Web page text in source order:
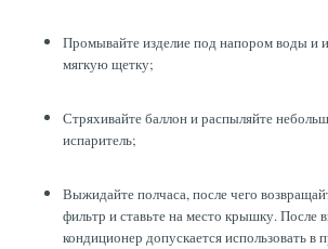
Промывайте изделие под напором воды и
мягкую щетку;
Стряхивайте баллон и распыляйте
испаритель;
Выжидайте полчаса, после чего
фильтр и ставьте на место крышку. После
кондиционер допускается использовать